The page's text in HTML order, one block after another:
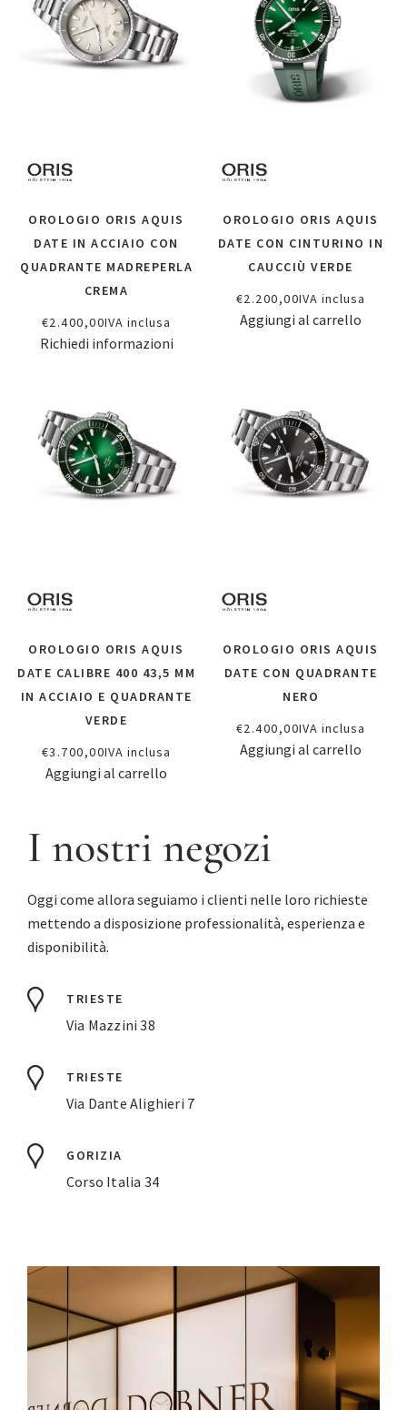
OROLOGIO ORIS AQUIS
DATE IN ACCIAIO CON
QUADRANTE MADREPERLA
CREMA
€2.400,00IVA inclusa
Richiedi informazioni
OROLOGIO ORIS AQUIS
DATE CON CINTURINO IN
CAUCCIÙ VERDE
€2.200,00IVA inclusa
Aggiungi al carrello
OROLOGIO ORIS AQUIS
DATE CALIBRE 400 43,5 MM
IN ACCIAIO E QUADRANTE
VERDE
€3.700,00IVA inclusa
Aggiungi al carrello
OROLOGIO ORIS AQUIS
DATE CON QUADRANTE
NERO
€2.400,00IVA inclusa
Aggiungi al carrello
I nostri negozi
Oggi come allora seguiamo i clienti nelle loro richieste
mettendo a disposizione professionalità, esperienza e
disponibilità.
TRIESTE
Via Mazzini 38
TRIESTE
Via Dante Alighieri 7
GORIZIA
Corso Italia 34